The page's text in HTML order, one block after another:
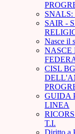
SNALS:
SAIR -
Nasce il
NASCE
CISL
GUIDA
LINEA
T.I.